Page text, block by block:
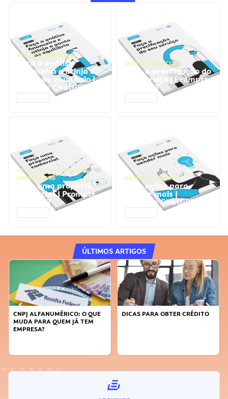
GESTÃO FINANCEIRA
Faça a análise
financeira e atinja o
ponto de equilíbrio |
Prompts ChatGPT
GESTÃO FINANCEIRA
Faça a precificação do
seu serviço | Prompts
ChatGPT
NEGÓCIOS, PROCESSOS
EMPRESARIAIS
Faça uma proposta
comercial | Prompts
ChatGPT
NEGÓCIOS, VENDAS
Faça ações para
vender mais |
Prompts ChatGPT
ÚLTIMOS ARTIGOS
CNPJ ALFANUMÉRICO: O QUE
MUDA PARA QUEM JÁ TEM
EMPRESA?
DICAS PARA OBTER CRÉDITO